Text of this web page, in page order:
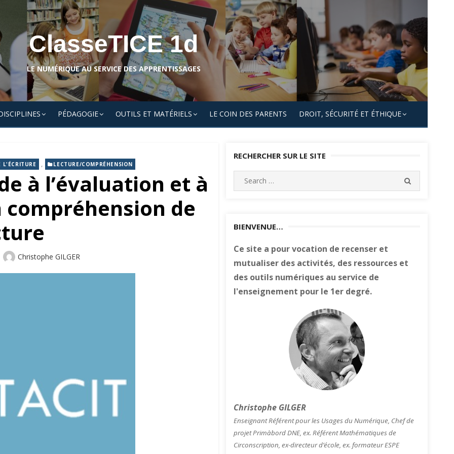
ClasseTICE 1d
LE NUMÉRIQUE AU SERVICE DES APPRENTISSAGES
PÉDAGOGIE OUTILS ET MATÉRIELS LE COIN DES PARENTS DROIT, SÉCURITÉ ET ÉTHIQUE
L'ÉCRITURE , LECTURE/COMPRÉHENSION
à l’évaluation et à
de
Author
Christophe GILGER
RECHERCHER SUR LE SITE
Search
for:
BIENVENUE…
Ce site a pour vocation de recenser et
mutualiser des activités, des ressources et
des outils numériques au service de
l'enseignement pour le 1er degré.
Christophe GILGER
Enseignant Référent pour les Usages du Numérique, Chef de
projet Primàbord DNE, ex. Référent Mathématiques de
Circonscription, ex-directeur d’école, ex. formateur ESPE